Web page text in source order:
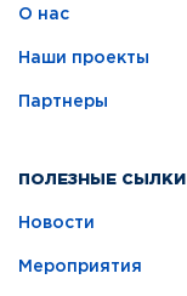
О нас
Наши проекты
Партнеры
ПОЛЕЗНЫЕ СЫЛКИ
Новости
Мероприятия